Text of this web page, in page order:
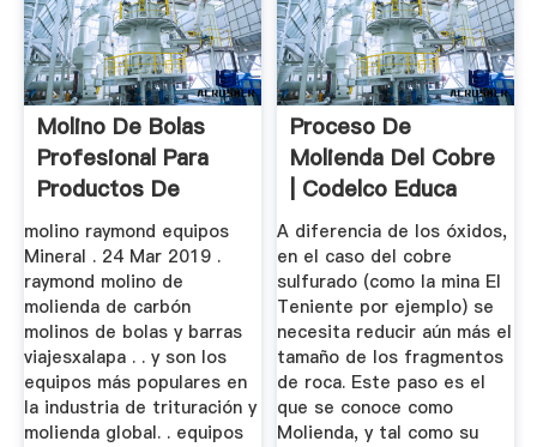
Molino De Bolas
Profesional Para
Productos De
Mineral De Cobre
molino raymond equipos
Mineral . 24 Mar 2019 .
raymond molino de
molienda de carbón
molinos de bolas y barras
viajesxalapa . . y son los
equipos más populares en
la industria de trituración y
molienda global. . equipos
Proceso De
Molienda Del Cobre
| Codelco Educa
A diferencia de los óxidos,
en el caso del cobre
sulfurado (como la mina El
Teniente por ejemplo) se
necesita reducir aún más el
tamaño de los fragmentos
de roca. Este paso es el
que se conoce como
Molienda, y tal como su